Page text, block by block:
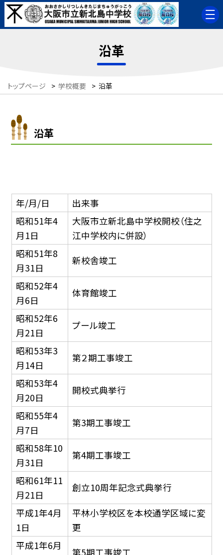
沿革
トップページ > 学校概要 > 沿革
沿革
年/月/日
出来事
昭和51年4
月1日
大阪市立新北島中学校開校（住之
江中学校内に併設）
昭和51年8
月31日
新校舎竣工
昭和52年4
月6日
体育館竣工
昭和52年6
月21日
プール竣工
昭和53年3
月14日
第２期工事竣工
昭和53年4
月20日
開校式典挙行
昭和55年4
月7日
第3期工事竣工
昭和58年10
月31日
第4期工事竣工
昭和61年11
月21日
創立10周年記念式典挙行
平成1年4月
1日
平林小学校区を本校通学区域に変
更
平成1年6月
第5期工事竣工